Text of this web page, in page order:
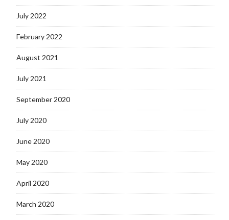
July 2022
February 2022
August 2021
July 2021
September 2020
July 2020
June 2020
May 2020
April 2020
March 2020